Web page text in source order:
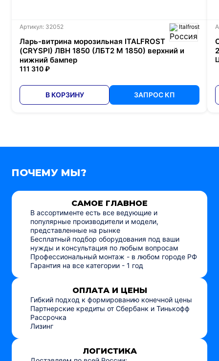
Артикул: 32052 Italfrost
Ларь-витрина морозильная ITALFROST
(CRYSPI) ЛВН 1850 (ЛБТ2 М 1850) верхний и
нижний бампер
111 310 ₽
В КОРЗИНУ ЗАПРОС КП
ПОЧЕМУ МЫ?
САМОЕ ГЛАВНОЕ
В ассортименте есть все ведующие и
популярные производители и модели,
представленные на рынке
Бесплатный подбор оборудования под ваши
нужды и консультация по любым вопросам
Профессиональный монтаж - в любом городе РФ
Гарантия на все категории - 1 год
ОПЛАТА И ЦЕНЫ
Гибкий подход к формированию конечной цены
Партнерские кредиты от Сбербанк и Тинькофф
Рассрочка
Лизинг
ЛОГИСТИКА